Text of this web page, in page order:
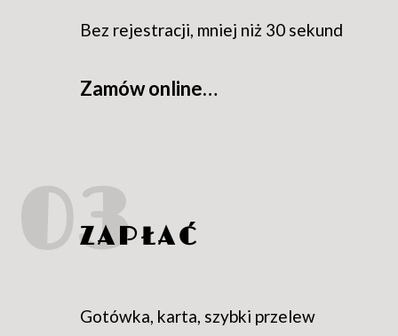
Bez rejestracji, mniej niż 30 sekund
Zamów online…
ZAPŁAĆ
Gotówka, karta, szybki przelew